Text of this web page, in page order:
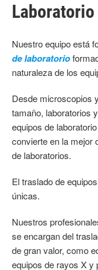
Laboratorio
Nuestro equipo está
de laboratorio
naturaleza de los
Desde microscopios
tamaño, laboratorios
equipos de
convierte en la mejor
de laboratorios.
El traslado de
únicas.
Nuestros
se encargan del
de gran valor, como
equipos de rayos X y